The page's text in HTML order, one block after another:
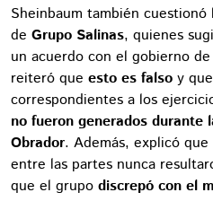
Sheinbaum también
de Grupo Salinas, quienes
un acuerdo con el gobierno
reiteró que esto es falso y
correspondientes a los
no fueron generados durante
Obrador. Además, explicó
entre las partes nunca
que el grupo discrepó con el